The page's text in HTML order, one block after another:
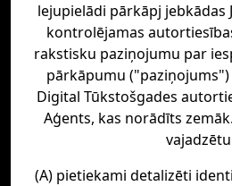
lejupielādi pārkāpj jebkādas
kontrolējamas
rakstisku paziņojumu par
pārkāpumu
Digital Tūkstošgades
Aģents, kas norādīts
(A) pietiekami detalizēti